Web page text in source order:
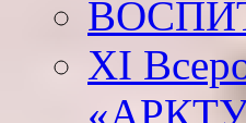
XI